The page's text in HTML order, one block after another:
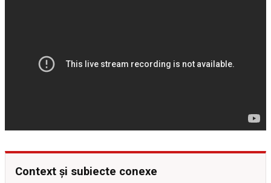
Context și subiecte conexe